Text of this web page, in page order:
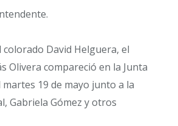
colorado David Helguera, el
Olivera compareció en la Junta
19 de mayo junto a la
Gabriela Gómez y otros